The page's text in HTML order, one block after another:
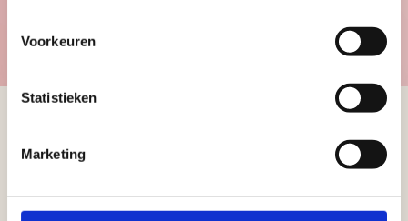
Voorkeuren
Statistieken
Marketing
Schrijf u in voor
onze nieuwsbrief